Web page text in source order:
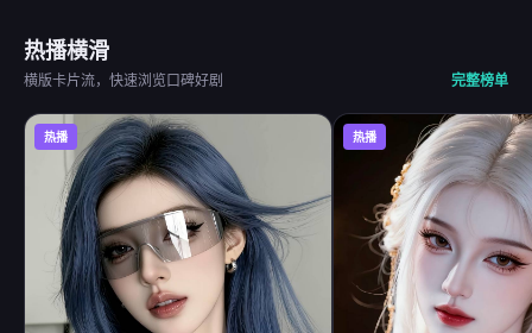
热播横滑
横版卡片流，快速浏览口碑好剧 完整榜单
热播 热播